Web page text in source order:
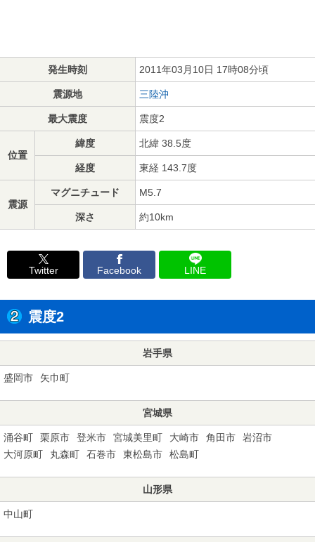
発生時刻 2011年03月10日 17時08分頃
震源地 三陸沖
最大震度 震度2
位置
緯度 北緯 38.5度
経度 東経 143.7度
震源
マグニチュード M5.7
深さ 約10km
Twitter Facebook LINE
震度2
岩手県
盛岡市 矢巾町
宮城県
涌谷町 栗原市 登米市 宮城美里町 大崎市 角田市
岩沼市
大河原町
丸森町 石巻市 東松島市 松島町
山形県
中山町